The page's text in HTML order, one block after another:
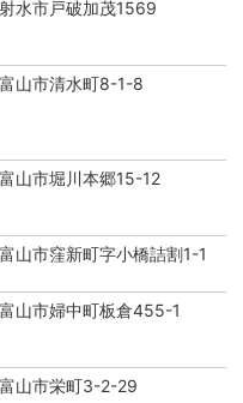
水市戸破加茂1569
山市清水町8-1-8
山市堀川本郷15-12
山市窪新町字小橋詰割1-1
山市婦中町板倉455-1
山市栄町3-2-29